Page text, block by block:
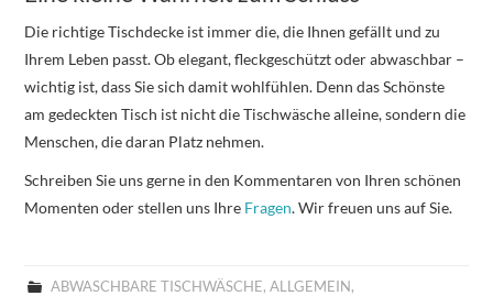
Die richtige Tischdecke ist immer die, die Ihnen gefällt und zu
Ihrem Leben passt. Ob elegant, fleckgeschützt oder abwaschbar –
wichtig ist, dass Sie sich damit wohlfühlen. Denn das Schönste
am gedeckten Tisch ist nicht die Tischwäsche alleine, sondern die
Menschen, die daran Platz nehmen.
Schreiben Sie uns gerne in den Kommentaren von Ihren schönen
Momenten oder stellen uns Ihre Fragen. Wir freuen uns auf Sie.
ABWASCHBARE TISCHWÄSCHE, ALLGEMEIN ,